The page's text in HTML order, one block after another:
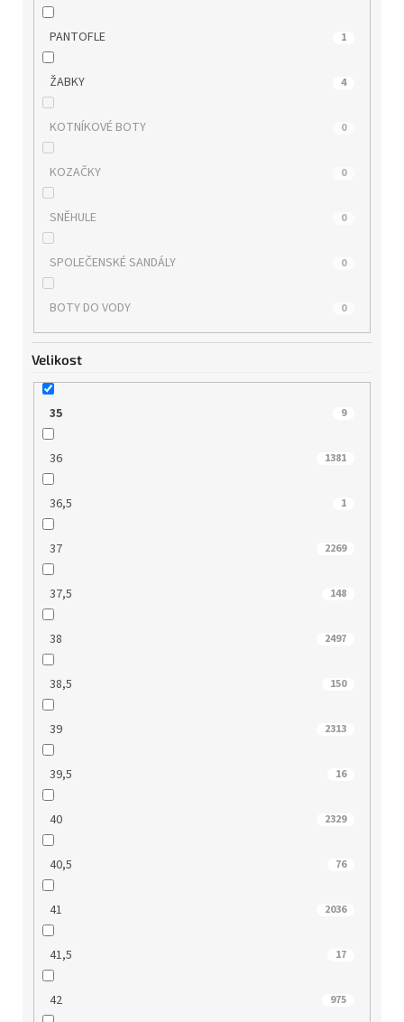
WONDERS
ZAXY
PANTOFLE 1
ŽABKY 4
KOTNÍKOVÉ BOTY 0
KOZAČKY 0
SNĚHULE 0
SPOLEČENSKÉ SANDÁLY 0
BOTY DO VODY 0
Velikost
35 9
36 1381
36,5 1
37 2269
37,5 148
38 2497
38,5 150
39 2313
39,5 16
40 2329
40,5 76
41 2036
41,5 17
42 975